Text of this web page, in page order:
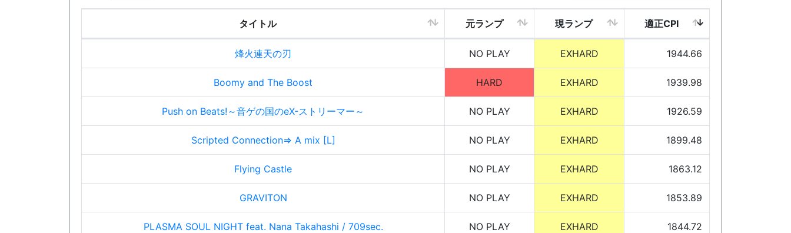
タイトル 元ランプ 現ランプ 適正CPI
烽火連天の刃 NO PLAY EXHARD 1944.66
Boomy and The Boost HARD EXHARD 1939.98
Push on Beats!～音ゲの国のeX-ストリーマー～ NO PLAY EXHARD 1926.59
Scripted Connection⇒ A mix [L] NO PLAY EXHARD 1899.48
Flying Castle NO PLAY EXHARD 1863.12
GRAVITON NO PLAY EXHARD 1853.89
PLASMA SOUL NIGHT feat. Nana Takahashi / 709sec. NO PLAY EXHARD 1844.72